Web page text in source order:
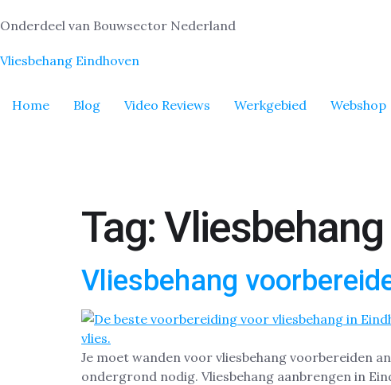
Onderdeel van Bouwsector Nederland
Vliesbehang Eindhoven
Home Blog Video Reviews Werkgebied Webshop
Tag:
Vliesbehang
Je moet wanden voor vliesbehang voorbereiden
ondergrond nodig. Vliesbehang aanbrengen in